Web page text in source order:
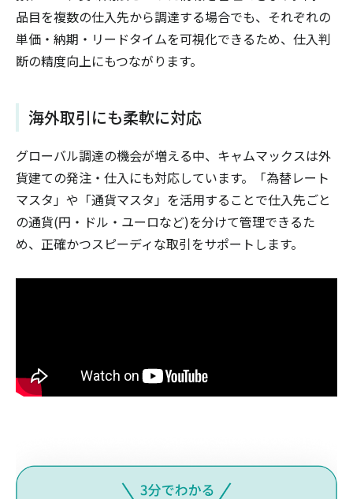
品目を複数の仕入先から調達する場合でも、それぞれの
単価・納期・リードタイムを可視化できるため、仕入判
断の精度向上にもつながります。
海外取引にも柔軟に対応
グローバル調達の機会が増える中、キャムマックスは外
貨建ての発注・仕入にも対応しています。「為替レート
マスタ」や「通貨マスタ」を活用することで仕入先ごと
の通貨(円・ドル・ユーロなど)を分けて管理できるた
め、正確かつスピーディな取引をサポートします。